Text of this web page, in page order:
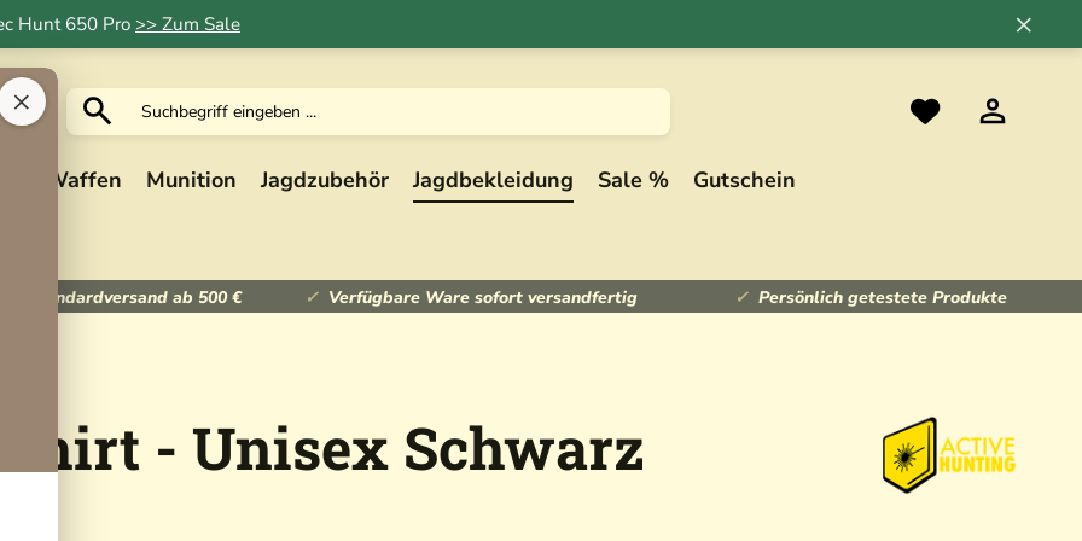
Hunt 650 Pro >> Zum Sale
×
×
Waffen Munition Jagdzubehör Jagdbekleidung Sale % Gutschein
Standardversand ab 500 € Verfügbare Ware sofort versandfertig Persönlich getestete Produkte
- Unisex Schwarz